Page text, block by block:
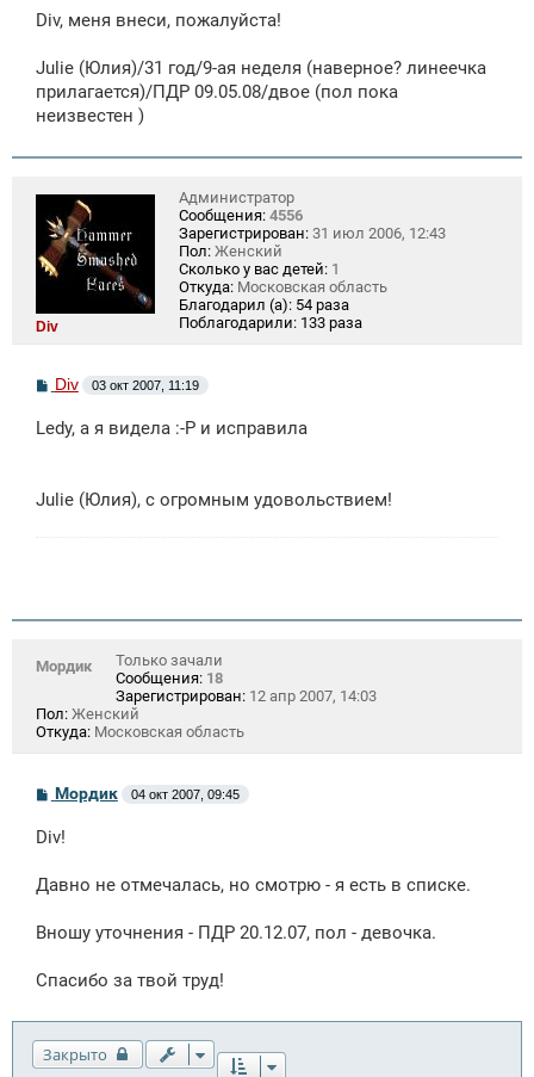
б
е
н
и
Div, меня внеси, пожалуйста!
Julie (Юлия)/31 год/9-ая неделя (наверное? линеечка
прилагается)/ПДР 09.05.08/двое (пол пока
неизвестен )
Div
Администратор
Сообщения: 4556
Зарегистрирован: 31 июл 2006, 12:43
Пол: Женский
Сколько у вас детей: 1
Откуда: Московская область
Благодарил (а): 54 раза
Поблагодарили: 133 раза
С
б
и
Div 03 окт 2007, 11:19
Ledy, а я видела :-Р и исправила
Julie (Юлия), с огромным удовольствием!
Мордик
Только зачали
Сообщения: 18
Зарегистрирован: 12 апр 2007, 14:03
Пол: Женский
Откуда: Московская область
С
б
н
Мордик 04 окт 2007, 09:45
Div!
Давно не отмечалась, но смотрю - я есть в списке.
Вношу уточнения - ПДР 20.12.07, пол - девочка.
Спасибо за твой труд!
Закрыто